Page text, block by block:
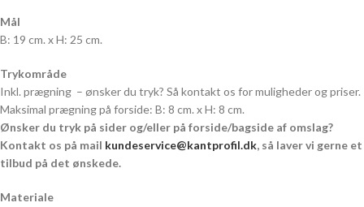
Mål
B: 19 cm. x H: 25 cm.
Trykområde
Inkl. prægning – ønsker du tryk? Så kontakt os for muligheder og priser.
Maksimal prægning på forside: B: 8 cm. x H: 8 cm.
Ønsker du tryk på sider og/eller på forside/bagside af omslag?
Kontakt os på mail kundeservice@kantprofil.dk, så laver vi gerne et
tilbud på det ønskede.
Materiale